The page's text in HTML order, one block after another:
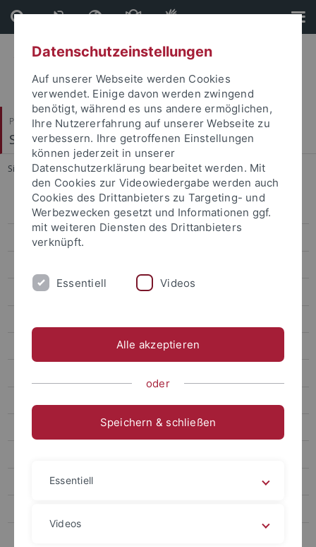
Direkt
zum
Inhalt
Direkt
zur
Fußleiste
Philosophische Fakultät
Seminar für Sprachwissenschaft
Sie sind hier: Startseite ... Yu-Hsiang Tseng
Forschung
Projekte
Datenbanken
Abgeschlossene Projekte
Mihi Kang
Datenschutzeinstellungen
Auf unserer Webseite werden Cookies
verwendet. Einige davon werden zwingend
benötigt, während es uns andere ermöglichen,
Ihre Nutzererfahrung auf unserer Webseite zu
verbessern. Ihre getroffenen Einstellungen
können jederzeit in unserer
Datenschutzerklärung bearbeitet werden. Mit
den Cookies zur Videowiedergabe werden auch
Cookies des Drittanbieters zu Targeting- und
Werbezwecken gesetzt und Informationen ggf.
mit weiteren Diensten des Drittanbieters
verknüpft.
Essentiell Videos
Alle akzeptieren
oder
Speichern & schließen
Essentiell
Videos